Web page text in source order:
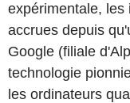
expérimentale, les
accrues depuis
Google (filiale
technologie
les ordinateurs